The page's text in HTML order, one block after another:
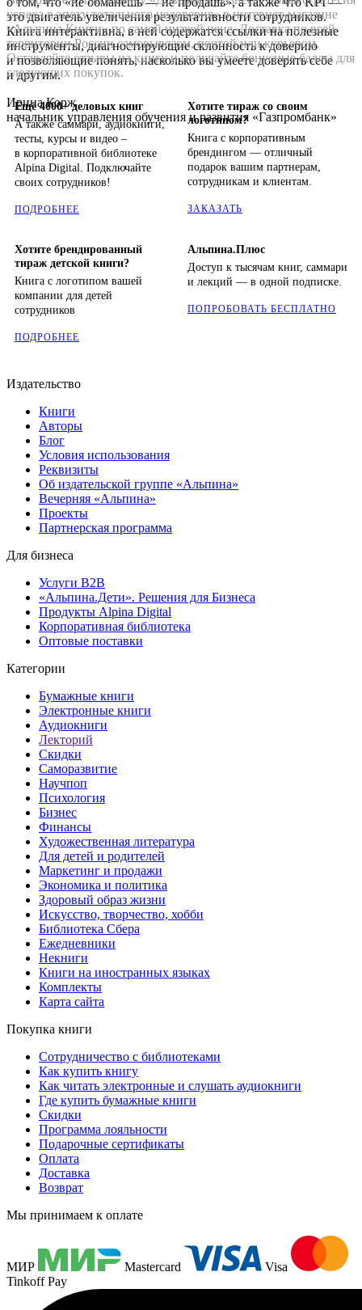
это двигатель увеличения результативности сотрудников.
Книга интерактивна, в ней содержатся ссылки на полезные
инструменты, диагностирующие склонность к доверию
и позволяющие понять, насколько вы умеете доверять себе
и другим.
Ирина Корж
начальник управления обучения и развития «Газпромбанк»
успеха в эпоху тотального недоверия» в интернет-магазине
«Альпина.Книги» по самой низкой цене. Доставка по всей
территории России самовывозом, почтой или курьером.
Оставляйте отзывы на книгу и получайте бонусные баллы для
следующих покупок.
Ещё 4000+ деловых книг
А также саммари, аудиокниги,
тесты, курсы и видео –
в корпоративной библиотеке
Alpina Digital. Подключайте
своих сотрудников!
ПОДРОБНЕЕ
Хотите тираж со своим
логотипом?
Книга с корпоративным
брендингом — отличный
подарок вашим партнерам,
сотрудникам и клиентам.
ЗАКАЗАТЬ
Хотите брендированный
тираж детской книги?
Книга с логотипом вашей
компании для детей
сотрудников
ПОДРОБНЕЕ
Альпина.Плюс
Доступ к тысячам книг, саммари
и лекций — в одной подписке.
ПОПРОБОВАТЬ БЕСПЛАТНО
Издательство
Книги
Авторы
Блог
Условия использования
Реквизиты
Об издательской группе «Альпина»
Вечерняя «Альпина»
Проекты
Партнерская программа
Для бизнеса
Услуги B2B
«Альпина.Дети». Решения для Бизнеса
Продукты Alpina Digital
Корпоративная библиотека
Оптовые поставки
Категории
Бумажные книги
Электронные книги
Аудиокниги
Лекторий
Скидки
Саморазвитие
Научпоп
Психология
Бизнес
Финансы
Художественная литература
Для детей и родителей
Маркетинг и продажи
Экономика и политика
Здоровый образ жизни
Искусство, творчество, хобби
Библиотека Сбера
Ежедневники
Некниги
Книги на иностранных языках
Комплекты
Карта сайта
Покупка книги
Сотрудничество с библиотеками
Как купить книгу
Как читать электронные и слушать аудиокниги
Где купить бумажные книги
Скидки
Программа лояльности
Подарочные сертификаты
Оплата
Доставка
Возврат
Мы принимаем к оплате
МИР Mastercard
Visa
Tinkoff Pay